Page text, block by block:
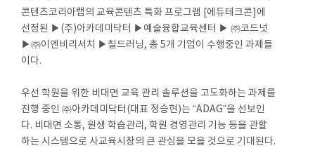
콘텐츠코리아랩의 교육콘텐츠 특화 프로그램 [에듀테크콘]에
선정된 ▶(주)아카데미닥터 ▶예술융합교육센터 ▶ ㈜코드넛
▶㈜이엔비리서치 ▶칠드러닝, 총 5개 기업이 수행중인 과제들
이다.
우선 학원을 위한 비대면 교육 관리 솔루션을 고도화하는 과제를
진행 중인 ㈜아카데미닥터(대표 정승현)는 “ADAG”을 선보인
다. 비대면 소통, 원생 학습관리, 학원 경영관리 기능 등을 관할
하는 시스템으로 사교육시장의 큰 관심을 모을 것으로 기대된다.